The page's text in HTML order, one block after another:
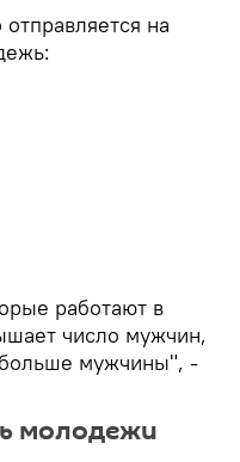
на
работают в
число мужчин,
мужчины", -
молодежи